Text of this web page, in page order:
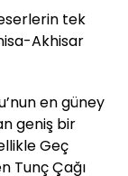
tek
Akhisar
en güney
geniş bir
Geç
Tunç Çağı